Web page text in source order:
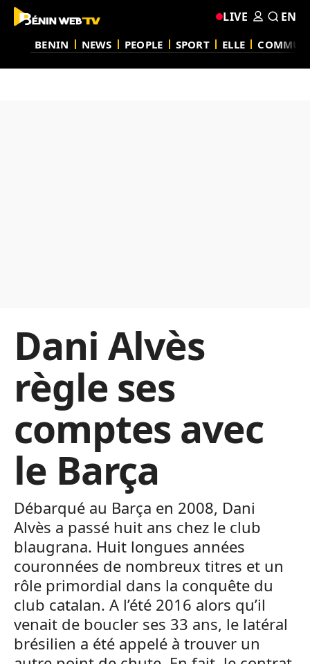
BENIN NEWS PEOPLE SPORT ELLE
LIVE EN
Dani Alvès
règle ses
comptes avec
le Barça
Débarqué au Barça en 2008, Dani
Alvès a passé huit ans chez le club
blaugrana. Huit longues années
couronnées de nombreux titres et un
rôle primordial dans la conquête du
club catalan. A l’été 2016 alors qu’il
venait de boucler ses 33 ans, le latéral
brésilien a été appelé à trouver un